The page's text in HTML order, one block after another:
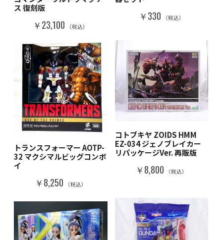
ス 復刻版
￥23,100 （税込）
￥330 （税込）
トランスフォーマー AOTP-
32 マクシマルビッグコンボ
イ
￥8,250 （税込）
コトブキヤ ZOIDS HMM
EZ-034 ジェノブレイカー
リパッケージVer. 再販版
￥8,800 （税込）